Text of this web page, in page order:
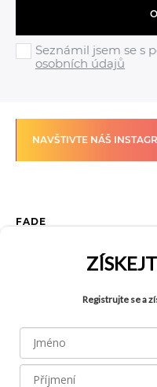
Seznámil jsem se s
osobních údajů
NAVŠTIVTE NÁŠ
FADE
Blog
Registrujte se a